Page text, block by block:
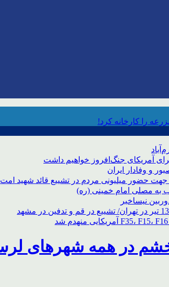
را کارخانه کرد!
آمریکای جنگ‌افروز خواهیم داشت
و وفادار ایران
جهت حضور میلیونی مردم در تشییع قائد شهید امت
به مصلی امام خمینی (ره)
نیساخبر
خشم در همه شهرهای